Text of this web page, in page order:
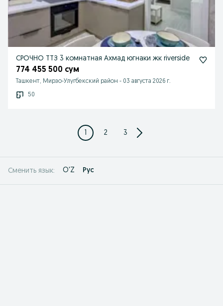
СРОЧНО ТТЗ 3 комнатная Ахмад югнаки жк riverside
774 455 500 сум
Ташкент, Мирзо-Улугбекский район - 03 августа 2026 г.
50
1 2 3
Сменить язык: O'Z Рус